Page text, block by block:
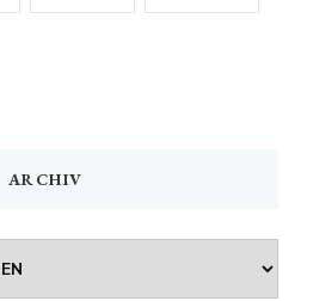
ARCHIV